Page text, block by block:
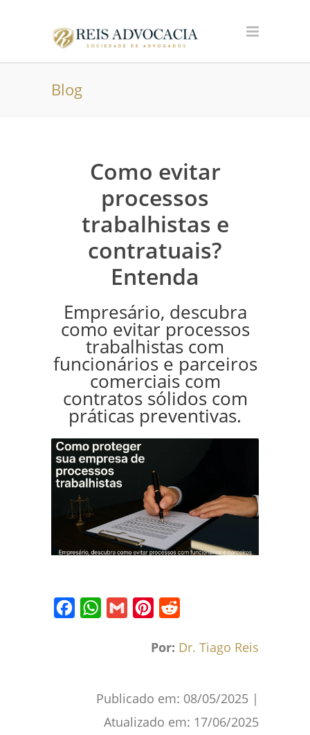
Blog
Como evitar
processos
trabalhistas e
contratuais?
Entenda
Empresário, descubra
como evitar processos
trabalhistas com
funcionários e parceiros
comerciais com
contratos sólidos com
práticas preventivas.
FacebookWhatsApp
Gmail Pinterest
Por: Dr. Tiago Reis
Publicado em: 08/05/2025 |
Atualizado em: 17/06/2025